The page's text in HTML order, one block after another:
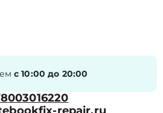
с 10:00 до 20:00